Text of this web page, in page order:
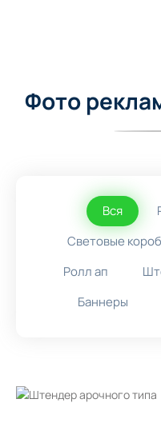
Фото
Вся
Световые
Ролл ап
Баннеры